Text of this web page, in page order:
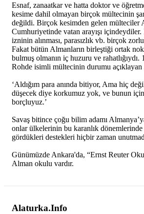
Esnaf, zanaatkar ve hatta doktor ve
kesime dahil olmayan birçok mültecinin
değildi. Birçok kesimden gelen mülteciler
Cumhuriyetinde vatan arayışı içindeydiler.
izninin alınması, parasızlık vb. birçok
Fakat bütün Almanların birleştiği ortak
bulmuş olmanın iç huzuru ve rahatlığıydı.
Rohde isimli mültecinin durumu açıklayan
‘Aldığım para anında bitiyor, Ama hiç
düşecek diye korkumuz yok, ve bunun
borçluyuz.’
Savaş bitince çoğu bilim adamı
onlar ülkelerinin bu karanlık
gördükleri destekleri hiçbir zaman
Günümüzde Ankara'da, “Ernst Reuter
Alman okulu vardır.
Alaturka.Info